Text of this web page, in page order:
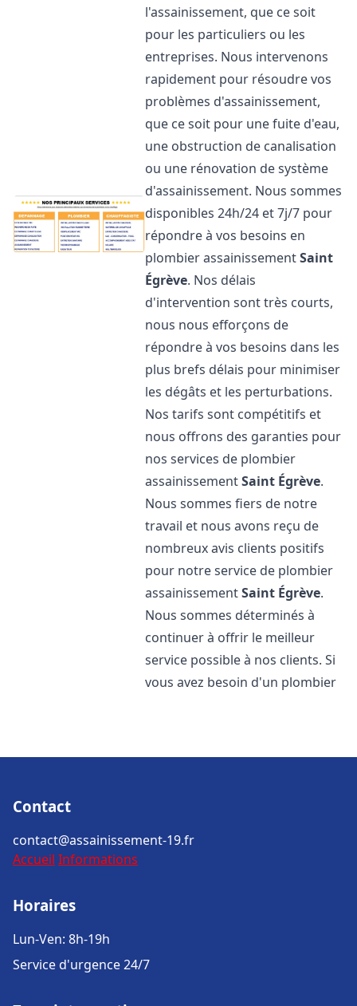
l'assainissement, que ce soit
pour les particuliers ou les
entreprises. Nous intervenons
rapidement pour résoudre vos
problèmes d'assainissement,
que ce soit pour une fuite d'eau,
une obstruction de canalisation
ou une rénovation de système
d'assainissement. Nous sommes
disponibles 24h/24 et 7j/7 pour
répondre à vos besoins en
plombier assainissementSaint
Égrève. Nos délais
d'intervention sont très courts,
nous nous efforçons de
répondre à vos besoins dans les
plus brefs délais pour minimiser
les dégâts et les perturbations.
Nos tarifs sont compétitifs et
nous offrons des garanties pour
nos services de plombier
assainissementSaint Égrève.
Nous sommes fiers de notre
travail et nous avons reçu de
nombreux avis clients positifs
pour notre service de plombier
assainissementSaint Égrève.
Nous sommes déterminés à
continuer à offrir le meilleur
service possible à nos clients. Si
vous avez besoin d'un plombier
Contact
contact@assainissement-19.fr
Accueil Informations
Horaires
Lun-Ven: 8h-19h
Service d'urgence 24/7